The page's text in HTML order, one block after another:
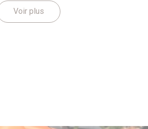
Voir plus